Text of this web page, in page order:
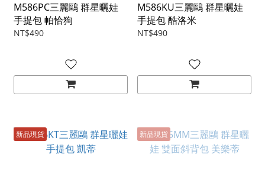
M586PC三麗鷗 群星曬娃
手提包 帕恰狗
NT$490
M586KU三麗鷗 群星曬娃
手提包 酷洛米
NT$490
新品現貨 新品現貨